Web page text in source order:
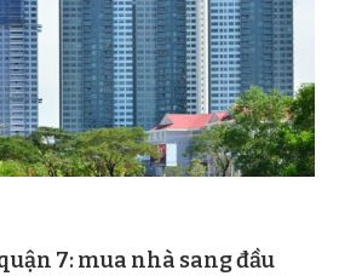
7: mua nhà sang đầu